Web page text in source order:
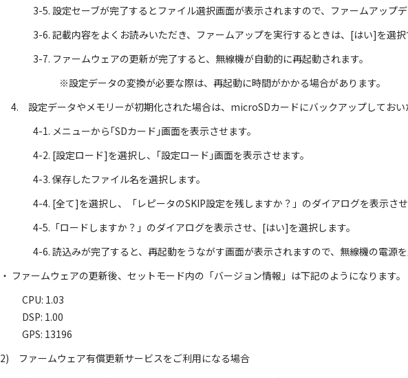
3-5. 設定セーブが完了するとファイル選択画面が表示されますので、ファームアップ
3-6. 記載内容をよくお読みいただき、ファームアップを実行するときは、[はい]を選
3-7. ファームウェアの更新が完了すると、無線機が自動的に再起動されます。
※設定データの変換が必要な際は、再起動に時間がかかる場合があります。
4. 設定データやメモリーが初期化された場合は、microSDカードにバックアップしておい
4-1. メニューから｢SDカード｣画面を表示させます。
4-2. [設定ロード]を選択し、｢設定ロード｣画面を表示させます。
4-3. 保存したファイル名を選択します。
4-4. [全て]を選択し、「レピータのSKIP設定を残しますか？」のダイアログを表示さ
4-5.「ロードしますか？」のダイアログを表示させ、[はい]を選択します。
4-6. 読込みが完了すると、再起動をうながす画面が表示されますので、無線機の電源を
・ ファームウェアの更新後、セットモード内の「バージョン情報」は下記のようになります。
CPU: 1.03
DSP: 1.00
GPS: 13196
2) ファームウェア有償更新サービスをご利用になる場合